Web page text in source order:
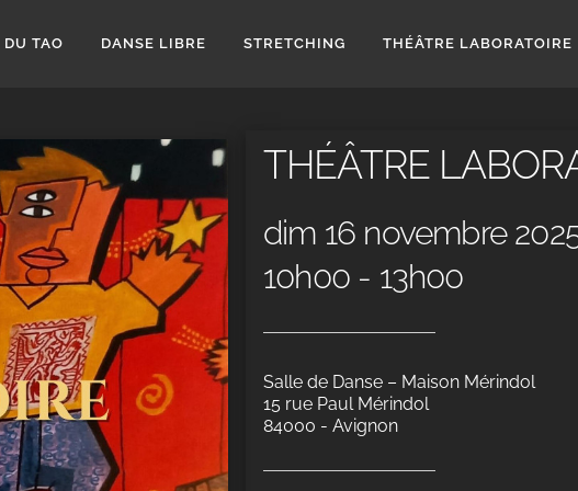
DU TAO DANSE LIBRE STRETCHING THÉÂTRE LABORATOIRE
THÉÂTRE
dim 16 novembre
10h00 - 13h00
Salle de Danse – Maison Mérindol
15 rue Paul Mérindol
84000 - Avignon